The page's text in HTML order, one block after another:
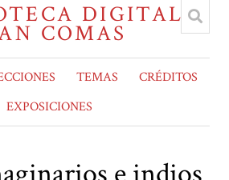
TEMAS
CRÉDITOS
EXPOSICIONES